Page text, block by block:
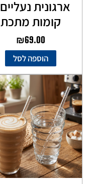
קומות מתכת
₪69.00
הוספה לסל